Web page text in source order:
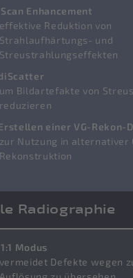
Scan Enhancement
effektive Reduktion von
Strahlaufhärtungs- und
Streustrahlungseffekten
um Bildartefakte von
reduzieren
einer VG-Rekon-
zur Nutzung in alternativer
Rekonstruktion
Radiographie
1:1 Modus
vermeidet Defekte wegen